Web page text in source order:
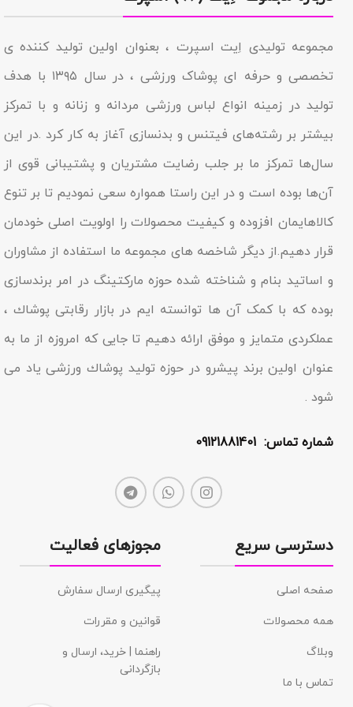
مجموعه تولیدى اِیت اسپرت ، بعنوان اولین تولید کننده ی
تخصصی و حرفه ای پوشاک ورزشی ، در سال ۱۳۹۵ با هدف
تولید در زمینه انواع لباس ورزشی مردانه و زنانه و با تمرکز
بیشتر بر رشته‌های فیتنس و بدنسازی آغاز به کار کرد .در این
سال‌ها تمرکز ما بر جلب رضایت مشتریان و پشتیبانی قوی از
آن‌ها بوده است و در این راستا همواره سعی نمودیم تا بر تنوع
کالاهایمان افزوده و کیفیت محصولات را اولویت اصلی خودمان
قرار دهیم.از دیگر شاخصه هاى مجموعه ما استفاده از مشاوران
و اساتید بنام و شناخته شده حوزه مارکتینگ در امر برندسازى
بوده که با کمک آن ها توانسته ایم در بازار رقابتى پوشاك ،
عملکردى متمایز و موفق ارائه دهیم تا جایى که امروزه از ما به
عنوان اولین برند پیشرو در حوزه تولید پوشاك ورزشی یاد مى
شود .
شماره تماس: 09121881401
دسترسی سریع
صفحه اصلی
همه محصولات
وبلاگ
تماس با ما
مجوزهای فعالیت
پیگیری ارسال سفارش
قوانین و مقررات
راهنما | خرید، ارسال و
بازگردانی